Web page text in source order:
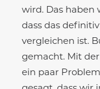
wird. Das haben
dass das
vergleichen ist.
gemacht. Mit
ein paar